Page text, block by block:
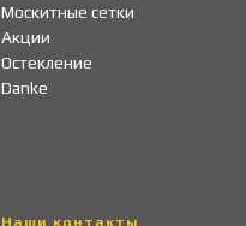
Москитные сетки
Акции
Остекление
Danke
Наши контакты